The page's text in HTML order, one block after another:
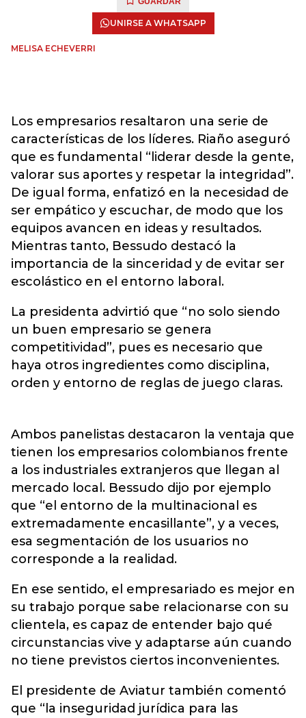
UNIRSE A WHATSAPP
MELISA ECHEVERRI
Los empresarios resaltaron una serie de
características de los líderes. Riaño aseguró
que es fundamental “liderar desde la gente,
valorar sus aportes y respetar la integridad”.
De igual forma, enfatizó en la necesidad de
ser empático y escuchar, de modo que los
equipos avancen en ideas y resultados.
Mientras tanto, Bessudo destacó la
importancia de la sinceridad y de evitar ser
escolástico en el entorno laboral.
La presidenta advirtió que “no solo siendo
un buen empresario se genera
competitividad”, pues es necesario que
haya otros ingredientes como disciplina,
orden y entorno de reglas de juego claras.
Ambos panelistas destacaron la ventaja que
tienen los empresarios colombianos frente
a los industriales extranjeros que llegan al
mercado local. Bessudo dijo por ejemplo
que “el entorno de la multinacional es
extremadamente encasillante”, y a veces,
esa segmentación de los usuarios no
corresponde a la realidad.
En ese sentido, el empresariado es mejor en
su trabajo porque sabe relacionarse con su
clientela, es capaz de entender bajo qué
circunstancias vive y adaptarse aún cuando
no tiene previstos ciertos inconvenientes.
El presidente de Aviatur también comentó
que “la inseguridad jurídica para las